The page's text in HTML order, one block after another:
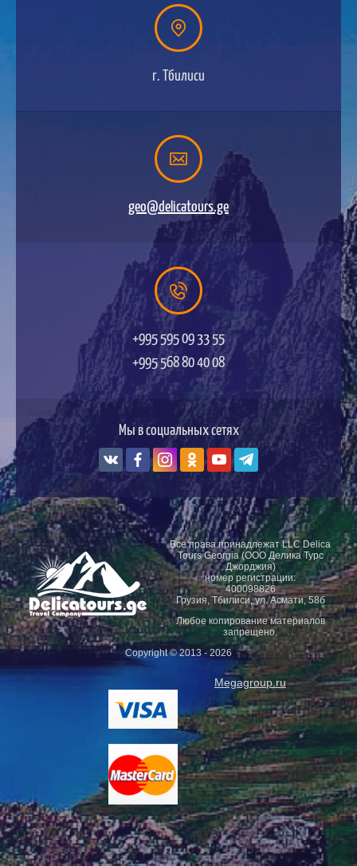
г. Тбилиси
geo@delicatours.ge
+995 595 09 33 55
+995 568 80 40 08
Мы в социальных сетях
Все права принадлежат LLC Delica
Tours Georgia (ООО Делика Турс
Джорджия)
номер регистрации:
400098826
Грузия, Тбилиси, ул. Асмати, 58б
Любое копирование материалов
запрещено.
Copyright © 2013 - 2026
Megagroup.ru